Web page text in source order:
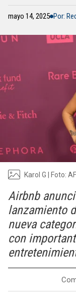
mayo 14, 2025 Por:
Karol G | Foto:
Airbnb
lanzamiento
nueva
con